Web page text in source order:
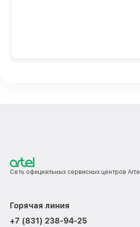
Сеть официальных сервисных центров Artel
Горячая линия
+7 (831) 238-94-25